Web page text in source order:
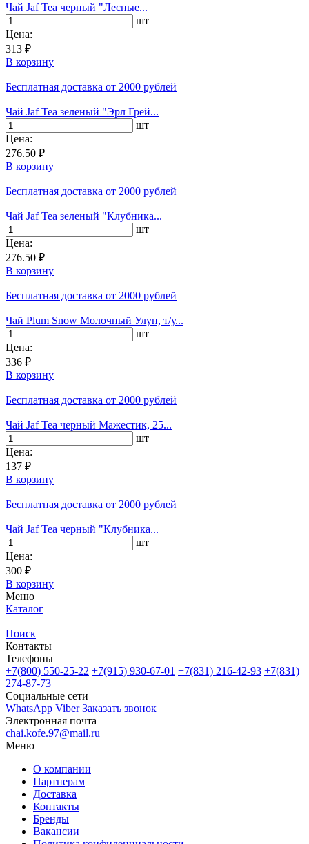
Чай Jaf Tea черный "Лесные...
шт
Цена:
313 ₽
В корзину
Бесплатная доставка от 2000 рублей
Чай Jaf Tea зеленый "Эрл Грей...
шт
Цена:
276.50 ₽
В корзину
Бесплатная доставка от 2000 рублей
Чай Jaf Tea зеленый "Клубника...
шт
Цена:
276.50 ₽
В корзину
Бесплатная доставка от 2000 рублей
Чай Plum Snow Молочный Улун, т/у...
шт
Цена:
336 ₽
В корзину
Бесплатная доставка от 2000 рублей
Чай Jaf Tea черный Мажестик, 25...
шт
Цена:
137 ₽
В корзину
Бесплатная доставка от 2000 рублей
Чай Jaf Tea черный "Клубника...
шт
Цена:
300 ₽
В корзину
Меню
Каталог
Поиск
Контакты
Телефоны
+7(800) 550-25-22 +7(915) 930-67-01 +7(831) 216-42-93 +7(831)
274-87-73
Социальные сети
WhatsApp Viber Заказать звонок
Электронная почта
chai.kofe.97@mail.ru
Меню
О компании
Партнерам
Доставка
Контакты
Бренды
Вакансии